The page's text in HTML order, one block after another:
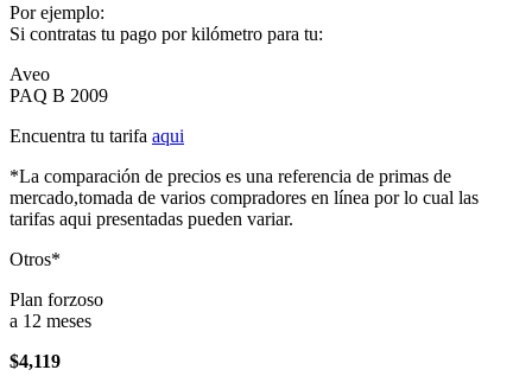
Por ejemplo:
Si contratas tu pago por kilómetro para tu:
Aveo
PAQ B 2009
Encuentra tu tarifa aqui
*La comparación de precios es una referencia de primas de
mercado,tomada de varios compradores en línea por lo cual las
tarifas aqui presentadas pueden variar.
Otros*
Plan forzoso
a 12 meses
$4,119